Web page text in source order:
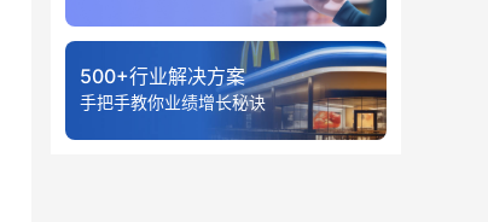
500+行业解决方案
手把手教你业绩增长秘诀